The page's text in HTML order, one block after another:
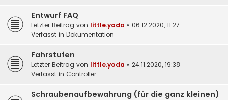
Entwurf FAQ
Letzter Beitrag von little.yoda « 06.12.2020, 11:27
Verfasst in Dokumentation
Fahrstufen
Letzter Beitrag von little.yoda « 24.11.2020, 19:38
Verfasst in Controller
Schraubenaufbewahrung (für die ganz kleinen)